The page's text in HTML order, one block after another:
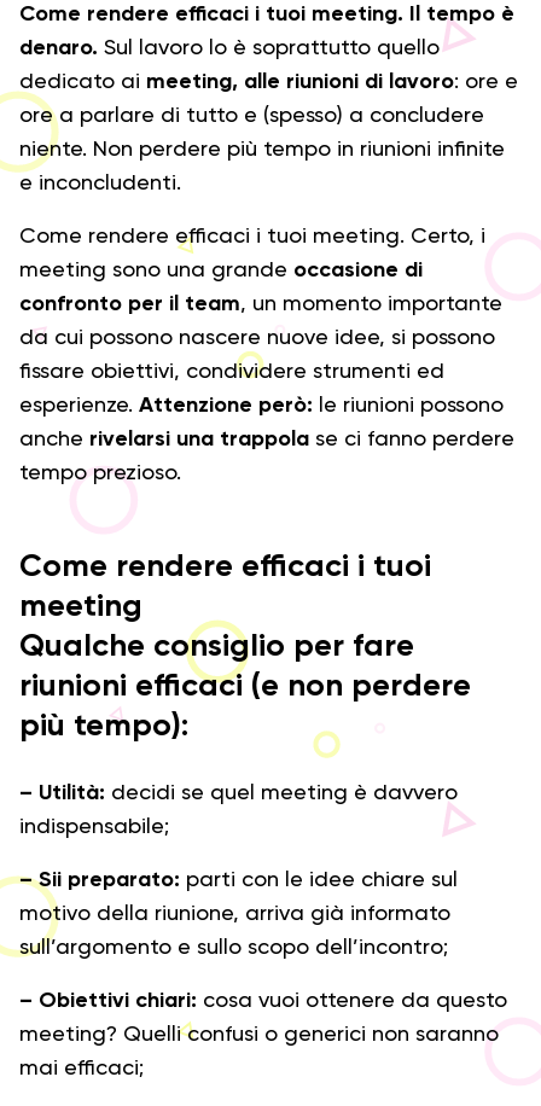
Come rendere efficaci i tuoi meeting. Il tempo è
denaro. Sul lavoro lo è soprattutto quello
dedicato ai meeting, alle riunioni di lavoro: ore e
ore a parlare di tutto e (spesso) a concludere
niente. Non perdere più tempo in riunioni infinite
e inconcludenti.
Come rendere efficaci i tuoi meeting. Certo, i
meeting sono una grande occasione di
confronto per il team, un momento importante
da cui possono nascere nuove idee, si possono
fissare obiettivi, condividere strumenti ed
esperienze. Attenzione però: le riunioni possono
anche rivelarsi una trappola se ci fanno perdere
tempo prezioso.
Come rendere efficaci i tuoi
meeting
Qualche consiglio per fare
riunioni efficaci (e non perdere
più tempo):
– Utilità: decidi se quel meeting è davvero
indispensabile;
– Sii preparato: parti con le idee chiare sul
motivo della riunione, arriva già informato
sull’argomento e sullo scopo dell’incontro;
– Obiettivi chiari: cosa vuoi ottenere da questo
meeting? Quelli confusi o generici non saranno
mai efficaci;